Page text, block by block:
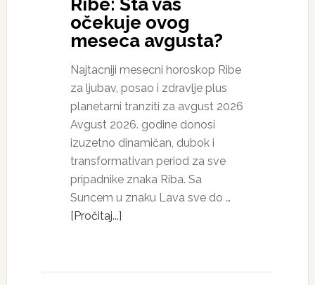
očekuje ovog
meseca avgusta?
Najtacniji mesecni horoskop Ribe
za ljubav, posao i zdravlje plus
planetarni tranziti za avgust 2026
Avgust 2026. godine donosi
izuzetno dinamičan, dubok i
transformativan period za sve
pripadnike znaka Riba. Sa
Suncem u znaku Lava sve do …
[Pročitaj...]